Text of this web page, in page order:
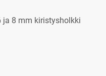
ja 8 mm kiristysholkki